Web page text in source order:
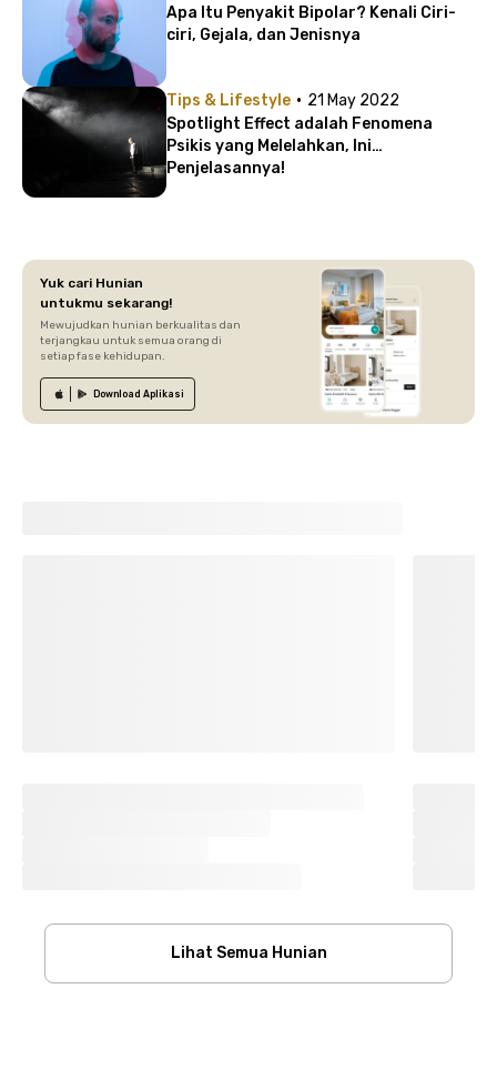
Apa Itu Penyakit Bipolar? Kenali Ciri-
ciri, Gejala, dan Jenisnya
Tips & Lifestyle · 21 May 2022
Spotlight Effect adalah Fenomena
Psikis yang Melelahkan, Ini
Penjelasannya!
Yuk cari Hunian
untukmu sekarang!
Mewujudkan hunian berkualitas dan
terjangkau untuk semua orang di
setiap fase kehidupan.
Download Aplikasi
Lihat Semua Hunian